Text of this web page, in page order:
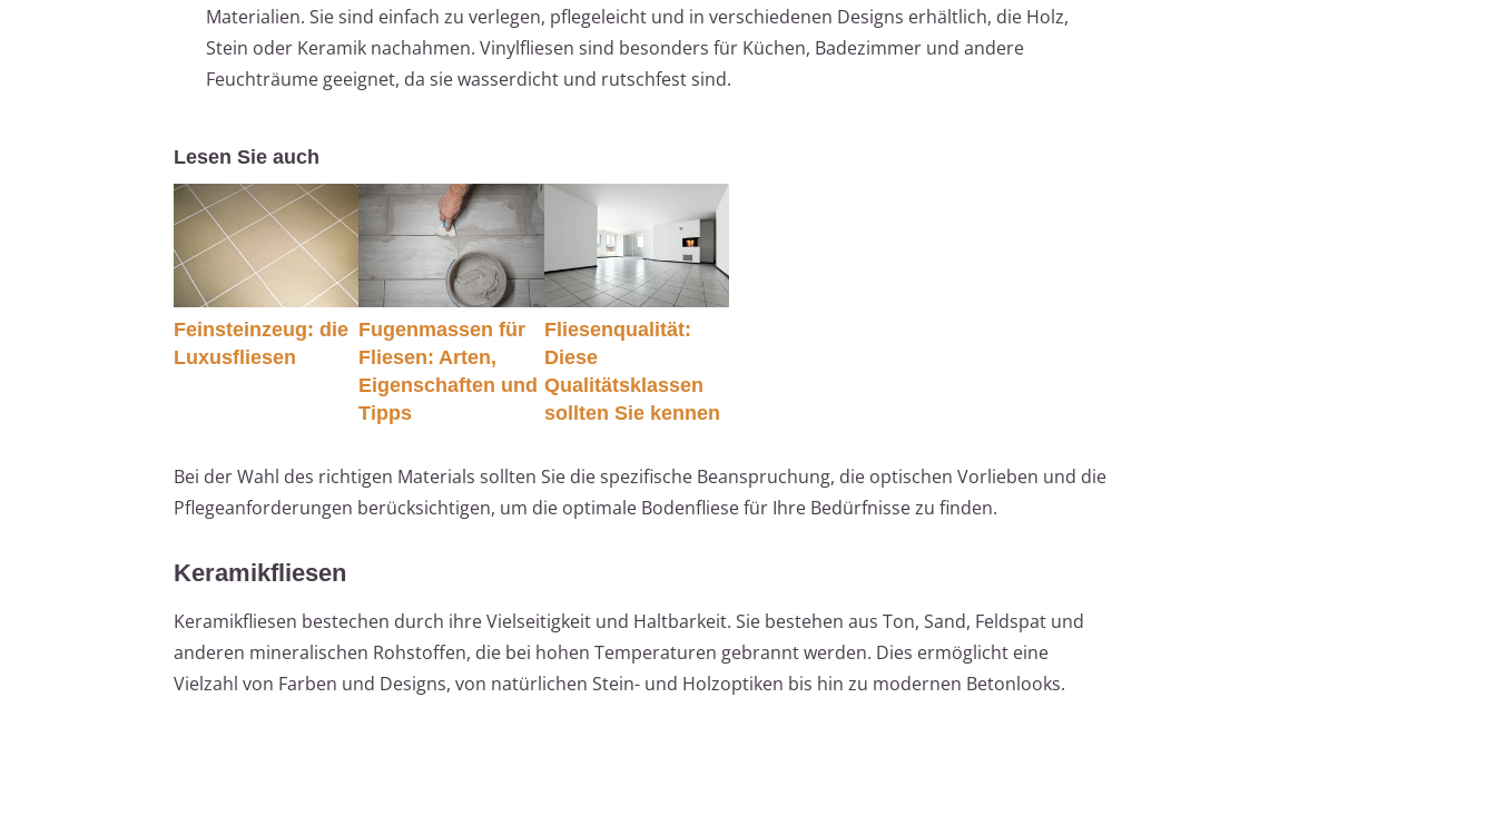
Materialien. Sie sind einfach zu verlegen, pflegeleicht und in verschiedenen Designs erhältlich, die Holz,
Stein oder Keramik nachahmen. Vinylfliesen sind besonders für Küchen, Badezimmer und andere
Feuchträume geeignet, da sie wasserdicht und rutschfest sind.
Lesen Sie auch
Feinsteinzeug: die
Luxusfliesen
Fugenmassen für
Fliesen: Arten,
Eigenschaften und
Tipps
Fliesenqualität:
Diese
Qualitätsklassen
sollten Sie kennen
Bei der Wahl des richtigen Materials sollten Sie die spezifische Beanspruchung, die optischen Vorlieben und die
Pflegeanforderungen berücksichtigen, um die optimale Bodenfliese für Ihre Bedürfnisse zu finden.
Keramikfliesen
Keramikfliesen bestechen durch ihre Vielseitigkeit und Haltbarkeit. Sie bestehen aus Ton, Sand, Feldspat und
anderen mineralischen Rohstoffen, die bei hohen Temperaturen gebrannt werden. Dies ermöglicht eine
Vielzahl von Farben und Designs, von natürlichen Stein- und Holzoptiken bis hin zu modernen Betonlooks.